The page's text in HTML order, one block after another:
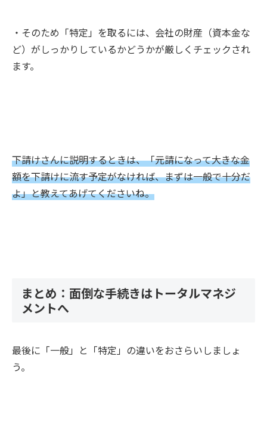
・そのため「特定」を取るには、会社の財産（資本金な
ど）がしっかりしているかどうかが厳しくチェックされ
ます。
下請けさんに説明するときは、「元請になって大きな金
額を下請けに流す予定がなければ、まずは一般で十分だ
よ」と教えてあげてくださいね。
まとめ：面倒な手続きはトータルマネジ
メントへ
最後に「一般」と「特定」の違いをおさらいしましょ
う。